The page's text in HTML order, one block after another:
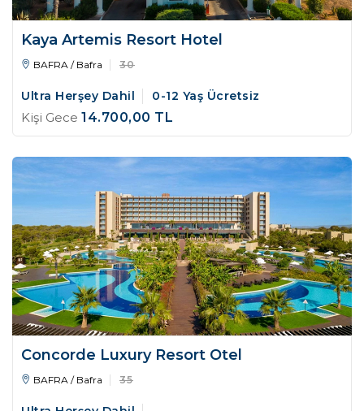
Kaya Artemis Resort Hotel
BAFRA / Bafra 30
Ultra Herşey Dahil 0-12 Yaş Ücretsiz
Kişi Gece 14.700,00 TL
Concorde Luxury Resort Otel
BAFRA / Bafra 35